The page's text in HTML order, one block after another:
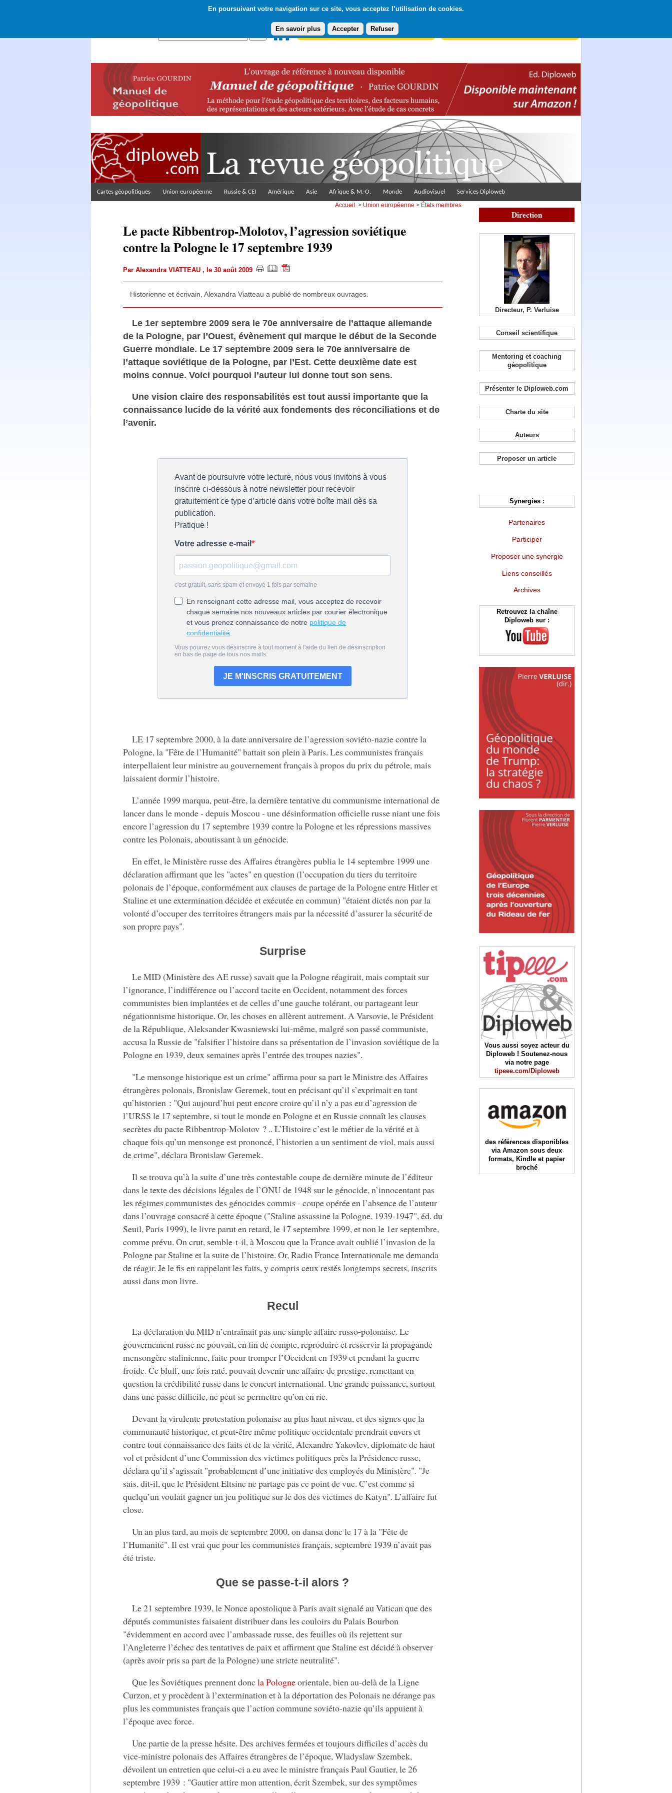
En poursuivant votre navigation sur ce site, vous acceptez l’utilisation de cookies.
En savoir plus Accepter Refuser
Abonnement gratuit à la Lettre du Diploweb
Cartes géopolitiques Union européenne Russie & CEI Amérique Asie Afrique & M.-O. Monde Audiovisuel Services Diploweb
Accueil > Union européenne > États membres
Le pacte Ribbentrop-Molotov, l’agression soviétique
contre la Pologne le 17 septembre 1939
Par Alexandra VIATTEAU , le 30 août 2009
Historienne et écrivain, Alexandra Viatteau a publié de nombreux ouvrages.
Le 1er septembre 2009 sera le 70e anniversaire de l’attaque allemande
de la Pologne, par l’Ouest, évènement qui marque le début de la Seconde
Guerre mondiale. Le 17 septembre 2009 sera le 70e anniversaire de
l’attaque soviétique de la Pologne, par l’Est. Cette deuxième date est
moins connue. Voici pourquoi l’auteur lui donne tout son sens.
Une vision claire des responsabilités est tout aussi importante que la
connaissance lucide de la vérité aux fondements des réconciliations et de
l’avenir.
LE 17 septembre 2000, à la date anniversaire de l’agression soviéto-nazie contre la
Pologne, la "Fête de l’Humanité" battait son plein à Paris. Les communistes français
interpellaient leur ministre au gouvernement français à propos du prix du pétrole, mais
laissaient dormir l’histoire.
L’année 1999 marqua, peut-être, la dernière tentative du communisme international de
lancer dans le monde - depuis Moscou - une désinformation officielle russe niant une fois
encore l’agression du 17 septembre 1939 contre la Pologne et les répressions massives
contre les Polonais, aboutissant à un génocide.
En effet, le Ministère russe des Affaires étrangères publia le 14 septembre 1999 une
déclaration affirmant que les "actes" en question (l’occupation du tiers du territoire
polonais de l’époque, conformément aux clauses de partage de la Pologne entre Hitler et
Staline et une extermination décidée et exécutée en commun) "étaient dictés non par la
volonté d’occuper des territoires étrangers mais par la nécessité d’assurer la sécurité de
son propre pays".
Surprise
Le MID (Ministère des AE russe) savait que la Pologne réagirait, mais comptait sur
l’ignorance, l’indifférence ou l’accord tacite en Occident, notamment des forces
communistes bien implantées et de celles d’une gauche tolérant, ou partageant leur
négationnisme historique. Or, les choses en allèrent autrement. A Varsovie, le Président
de la République, Aleksander Kwasniewski lui-même, malgré son passé communiste,
accusa la Russie de "falsifier l’histoire dans sa présentation de l’invasion soviétique de la
Pologne en 1939, deux semaines après l’entrée des troupes nazies".
"Le mensonge historique est un crime" affirma pour sa part le Ministre des Affaires
étrangères polonais, Bronislaw Geremek, tout en précisant qu’il s’exprimait en tant
qu’historien : "Qui aujourd’hui peut encore croire qu’il n’y a pas eu d’agression de
l’URSS le 17 septembre, si tout le monde en Pologne et en Russie connaît les clauses
secrètes du pacte Ribbentrop-Molotov ? .. L’Histoire c’est le métier de la vérité et à
chaque fois qu’un mensonge est prononcé, l’historien a un sentiment de viol, mais aussi
de crime", déclara Bronislaw Geremek.
Il se trouva qu’à la suite d’une très contestable coupe de dernière minute de l’éditeur
dans le texte des décisions légales de l’ONU de 1948 sur le génocide, n’innocentant pas
les régimes communistes des génocides commis - coupe opérée en l’absence de l’auteur
dans l’ouvrage consacré à cette époque ("Staline assassine la Pologne, 1939-1947", éd. du
Seuil, Paris 1999), le livre parut en retard, le 17 septembre 1999, et non le 1er septembre,
comme prévu. On crut, semble-t-il, à Moscou que la France avait oublié l’invasion de la
Pologne par Staline et la suite de l’histoire. Or, Radio France Internationale me demanda
de réagir. Je le fis en rappelant les faits, y compris ceux restés longtemps secrets, inscrits
aussi dans mon livre.
Recul
La déclaration du MID n’entraînait pas une simple affaire russo-polonaise. Le
gouvernement russe ne pouvait, en fin de compte, reproduire et resservir la propagande
mensongère stalinienne, faite pour tromper l’Occident en 1939 et pendant la guerre
froide. Ce bluff, une fois raté, pouvait devenir une affaire de prestige, remettant en
question la crédibilité russe dans le concert international. Une grande puissance, surtout
dans une passe difficile, ne peut se permettre qu’on en rie.
Devant la virulente protestation polonaise au plus haut niveau, et des signes que la
communauté historique, et peut-être même politique occidentale prendrait envers et
contre tout connaissance des faits et de la vérité, Alexandre Yakovlev, diplomate de haut
vol et président d’une Commission des victimes politiques près la Présidence russe,
déclara qu’il s’agissait "probablement d’une initiative des employés du Ministère". "Je
sais, dit-il, que le Président Eltsine ne partage pas ce point de vue. C’est comme si
quelqu’un voulait gagner un jeu politique sur le dos des victimes de Katyn". L’affaire fut
close.
Un an plus tard, au mois de septembre 2000, on dansa donc le 17 à la "Fête de
l’Humanité". Il est vrai que pour les communistes français, septembre 1939 n’avait pas
été triste.
Que se passe-t-il alors ?
Le 21 septembre 1939, le Nonce apostolique à Paris avait signalé au Vatican que des
députés communistes faisaient distribuer dans les couloirs du Palais Bourbon
"évidemment en accord avec l’ambassade russe, des feuilles où ils rejettent sur
l’Angleterre l’échec des tentatives de paix et affirment que Staline est décidé à observer
(après avoir pris sa part de la Pologne) une stricte neutralité".
Que les Soviétiques prennent doncla Pologneorientale, bien au-delà de la Ligne
Curzon, et y procèdent à l’extermination et à la déportation des Polonais ne dérange pas
plus les communistes français que l’action commune soviéto-nazie qu’ils appuient à
l’époque avec force.
Une partie de la presse hésite. Des archives fermées et toujours difficiles d’accès du
vice-ministre polonais des Affaires étrangères de l’époque, Wladyslaw Szembek,
dévoilent un entretien que celui-ci a eu avec le ministre français Paul Gautier, le 26
septembre 1939 : "Gautier attire mon attention, écrit Szembek, sur des symptômes
Direction
Directeur, P. Verluise
Conseil scientifique
Mentoring et coaching
géopolitique
Présenter le Diploweb.com
Charte du site
Auteurs
Proposer un article
Synergies :
Partenaires
Participer
Proposer une synergie
Liens conseillés
Archives
Retrouvez la chaîne
Diploweb sur :
Vous aussi soyez acteur du
Diploweb ! Soutenez-nous
via notre page
tipeee.com/Diploweb
des références disponibles
via Amazon sous deux
formats, Kindle et papier
broché